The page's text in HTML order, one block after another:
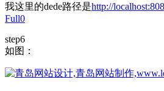
我这里的dede路径是http://
Full0
step6
如图：